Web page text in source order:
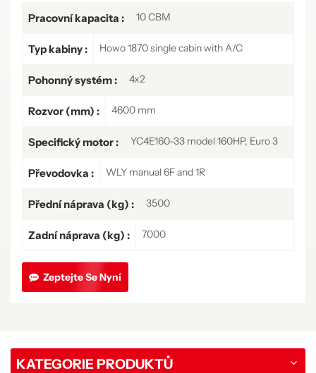
Pracovní kapacita : 10 CBM
Typ kabiny : Howo 1870 single cabin with A/C
Pohonný systém : 4x2
Rozvor (mm) : 4600 mm
Specifický motor : YC4E160-33 model 160HP, Euro 3
Převodovka : WLY manual 6F and 1R
Přední náprava (kg) : 3500
Zadní náprava (kg) : 7000
Zeptejte Se Nyní
KATEGORIE PRODUKTŮ